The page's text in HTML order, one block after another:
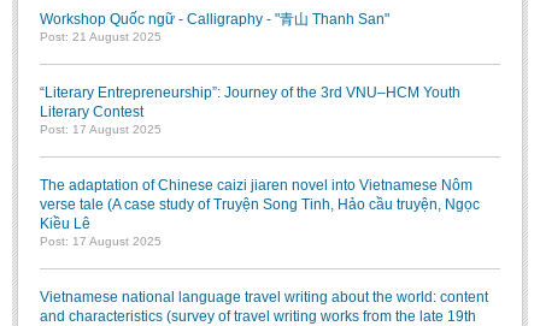
Workshop Quốc ngữ - Calligraphy - "青山 Thanh San"
Post: 21 August 2025
“Literary Entrepreneurship”: Journey of the 3rd VNU–HCM Youth
Literary Contest
Post: 17 August 2025
The adaptation of Chinese caizi jiaren novel into Vietnamese Nôm
verse tale (A case study of Truyện Song Tinh, Hảo cầu truyện, Ngọc
Kiều Lê
Post: 17 August 2025
Vietnamese national language travel writing about the world: content
and characteristics (survey of travel writing works from the late 19th